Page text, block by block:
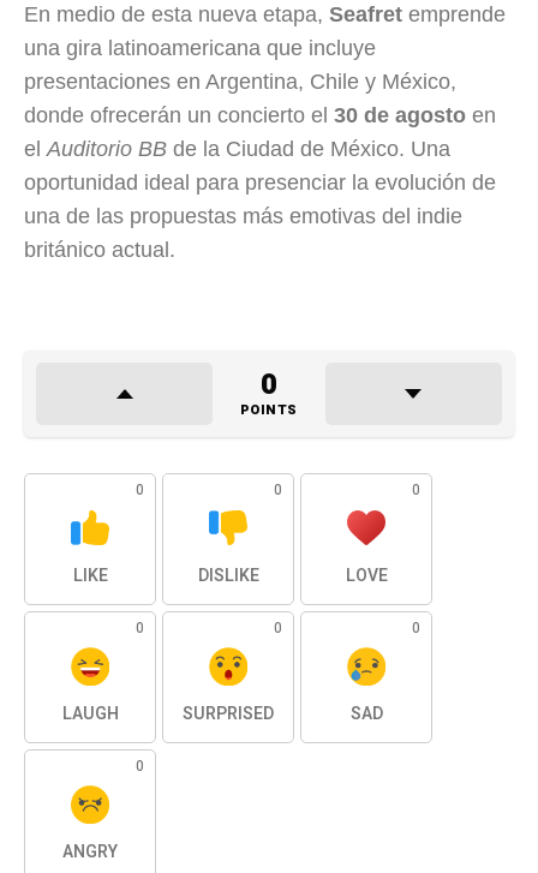
En medio de esta nueva etapa, Seafret emprende
una gira latinoamericana que incluye
presentaciones en Argentina, Chile y México,
donde ofrecerán un concierto el 30 de agosto en
el Auditorio BB de la Ciudad de México. Una
oportunidad ideal para presenciar la evolución de
una de las propuestas más emotivas del indie
británico actual.
0
POINTS
0
LIKE
0
DISLIKE
0
LOVE
0
LAUGH
0
SURPRISED
0
SAD
0
ANGRY